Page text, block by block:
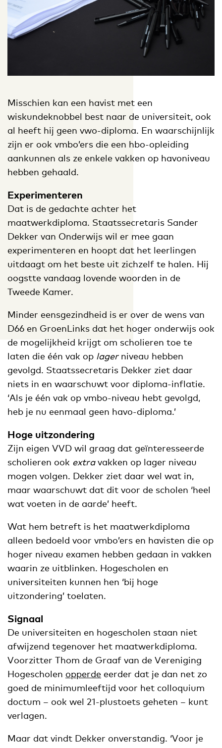
Misschien kan een havist met een
wiskundeknobbel best naar de universiteit, ook
al heeft hij geen vwo-diploma. En waarschijnlijk
zijn er ook vmbo’ers die een hbo-opleiding
aankunnen als ze enkele vakken op havoniveau
hebben gehaald.
Experimenteren
Dat is de gedachte achter het
maatwerkdiploma. Staatssecretaris Sander
Dekker van Onderwijs wil er mee gaan
experimenteren en hoopt dat het leerlingen
uitdaagt om het beste uit zichzelf te halen. Hij
oogstte vandaag lovende woorden in de
Tweede Kamer.
Minder eensgezindheid is er over de wens van
D66 en GroenLinks dat het hoger onderwijs ook
de mogelijkheid krijgt om scholieren toe te
laten die één vak op lagerniveau hebben
gevolgd. Staatssecretaris Dekker ziet daar
niets in en waarschuwt voor diploma-inflatie.
‘Als je één vak op vmbo-niveau hebt gevolgd,
heb je nu eenmaal geen havo-diploma.’
Hoge uitzondering
Zijn eigen VVD wil graag dat geïnteresseerde
scholieren ook extravakken op lager niveau
mogen volgen. Dekker ziet daar wel wat in,
maar waarschuwt dat dit voor de scholen ‘heel
wat voeten in de aarde’ heeft.
Wat hem betreft is het maatwerkdiploma
alleen bedoeld voor vmbo’ers en havisten die op
hoger niveau examen hebben gedaan in vakken
waarin ze uitblinken. Hogescholen en
universiteiten kunnen hen ‘bij hoge
uitzondering’ toelaten.
Signaal
De universiteiten en hogescholen staan niet
afwijzend tegenover het maatwerkdiploma.
Voorzitter Thom de Graaf van de Vereniging
Hogescholen opperde eerder dat je dan net zo
goed de minimumleeftijd voor het colloquium
doctum – ook wel 21-plustoets geheten – kunt
verlagen.
Maar dat vindt Dekker onverstandig. ‘Voor je